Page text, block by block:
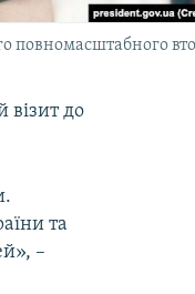
повномасштабного
візит до
та
–